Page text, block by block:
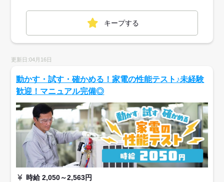
キープする
更新日:04月16日
動かす・試す・確かめる！家電の性能テスト♪未経験
歓迎！マニュアル完備◎
時給 2,050～2,563円